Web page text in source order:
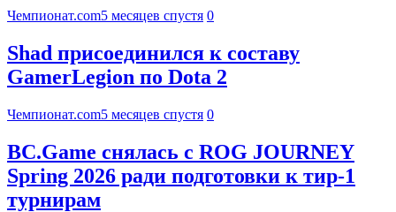
Чемпионат.com5 месяцев спустя 0
Shad присоединился к составу
GamerLegion по Dota 2
Чемпионат.com5 месяцев спустя 0
BC.Game снялась с ROG JOURNEY
Spring 2026 ради подготовки к тир-1
турнирам